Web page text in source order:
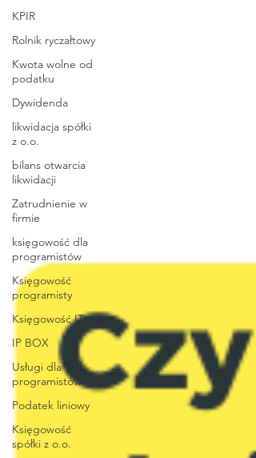
KPIR
Rolnik ryczałtowy
Kwota wolne od
podatku
Dywidenda
likwidacja spółki
z o.o.
bilans otwarcia
likwidacji
Zatrudnienie w
firmie
księgowość dla
programistów
Księgowość
programisty
Księgowość IT
IP BOX
Usługi dla
programistów
Podatek liniowy
Księgowość
spółki z o.o.